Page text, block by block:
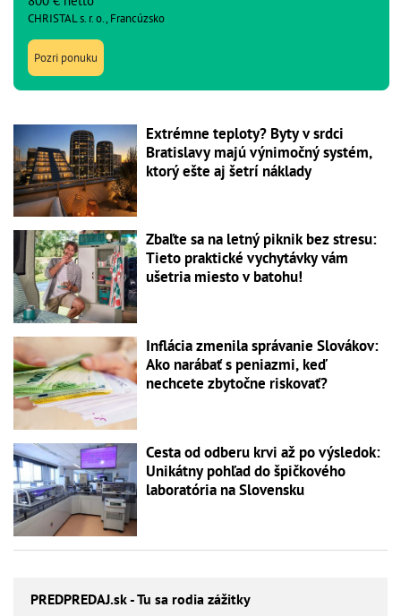
CHRISTAL s. r. o., Francúzsko
Pozri ponuku
Extrémne teploty? Byty v srdci
Bratislavy majú výnimočný systém,
ktorý ešte aj šetrí náklady
Zbaľte sa na letný piknik bez stresu:
Tieto praktické vychytávky vám
ušetria miesto v batohu!
Inflácia zmenila správanie Slovákov:
Ako narábať s peniazmi, keď
nechcete zbytočne riskovať?
Cesta od odberu krvi až po výsledok:
Unikátny pohľad do špičkového
laboratória na Slovensku
PREDPREDAJ.sk - Tu sa rodia zážitky